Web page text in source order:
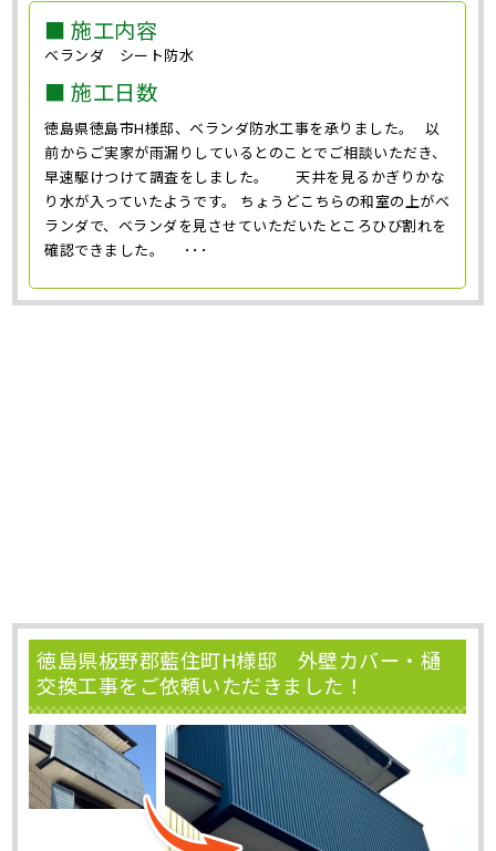
■ 施工内容
ベランダ シート防水
■ 施工日数
徳島県徳島市H様邸、ベランダ防水工事を承りました。 以
前からご実家が雨漏りしているとのことでご相談いただき、
早速駆けつけて調査をしました。 天井を見るかぎりかな
り水が入っていたようです。 ちょうどこちらの和室の上がベ
ランダで、ベランダを見させていただいたところひび割れを
確認できました。 ･･･
徳島県板野郡藍住町H様邸 外壁カバー・樋
交換工事をご依頼いただきました！